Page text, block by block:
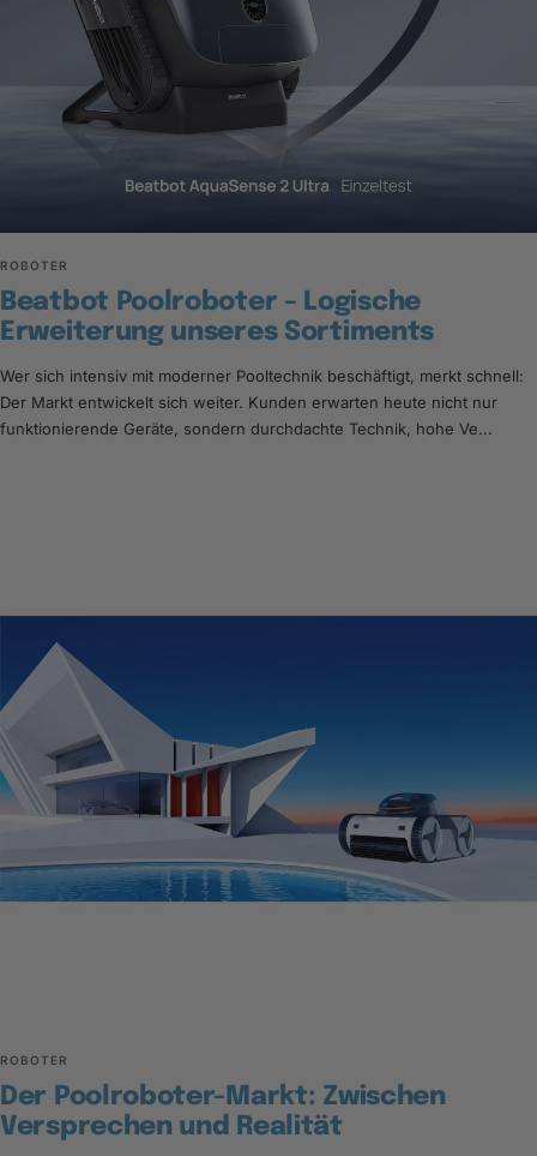
ROBOTER
Beatbot Poolroboter – Logische
Erweiterung unseres Sortiments
Wer sich intensiv mit moderner Pooltechnik beschäftigt, merkt schnell:
Der Markt entwickelt sich weiter. Kunden erwarten heute nicht nur
funktionierende Geräte, sondern durchdachte Technik, hohe Ve...
ROBOTER
Der Poolroboter-Markt: Zwischen
Versprechen und Realität